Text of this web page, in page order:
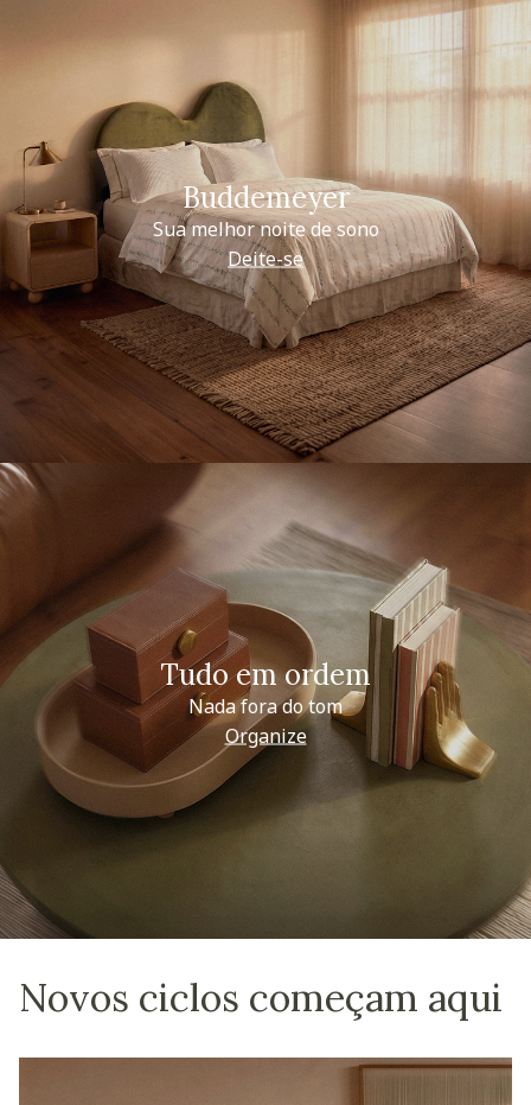
Buddemeyer
Sua melhor noite de sono
Deite-se
Tudo em ordem
Nada fora do tom
Organize
Novos ciclos começam aqui